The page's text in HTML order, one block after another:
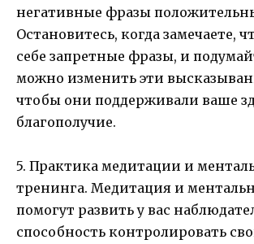
негативные фразы
Остановитесь, когда замечаете,
себе запретные фразы, и
можно изменить эти
чтобы они поддерживали ваше
благополучие.
5. Практика медитации и
тренинга. Медитация и
помогут развить у вас
способность контролировать